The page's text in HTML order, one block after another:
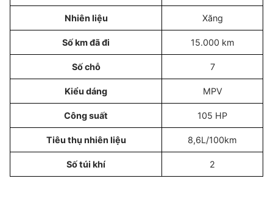
Nhiên liệu Xăng
Số km đã đi 15.000 km
Số chỗ 7
Kiểu dáng MPV
Công suất 105 HP
Tiêu thụ nhiên liệu 8,6L/100km
Số túi khí 2